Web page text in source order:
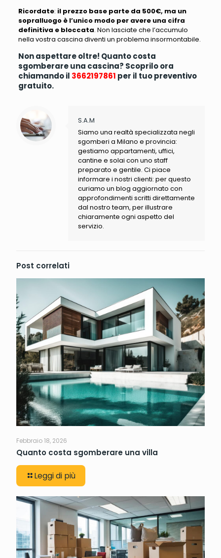
Ricordate: il prezzo base parte da 500€, ma un
sopralluogo è l’unico modo per avere una cifra
definitiva e bloccata. Non lasciate che l’accumulo
nella vostra cascina diventi un problema insormontabile.
Non aspettare oltre! Quanto costa
sgomberare una cascina? Scoprilo ora
chiamando il 3662197861 per il tuo preventivo
gratuito.
S.A.M
Siamo una realtà specializzata negli
sgomberi a Milano e provincia:
gestiamo appartamenti, uffici,
cantine e solai con uno staff
preparato e gentile. Ci piace
informare i nostri clienti: per questo
curiamo un blog aggiornato con
approfondimenti scritti direttamente
dal nostro team, per illustrare
chiaramente ogni aspetto del
servizio.
Post correlati
Febbraio 18, 2026
Quanto costa sgomberare una villa
Leggi di più